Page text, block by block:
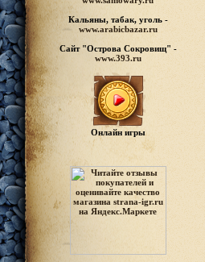
Кальяны, табак, уголь -
www.arabicbazar.ru
Сайт "Острова Сокровищ" -
www.393.ru
Онлайн игры